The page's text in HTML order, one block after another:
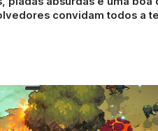
convidam todos a